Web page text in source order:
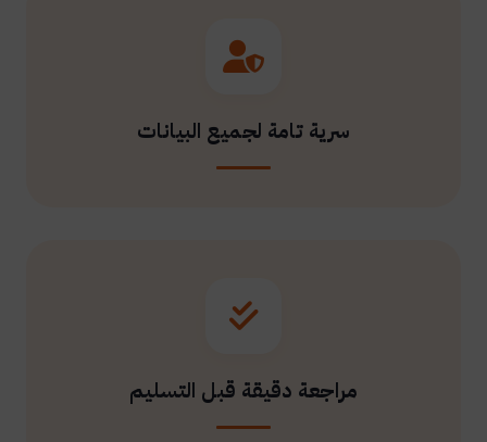
سرية تامة لجميع البيانات
مراجعة دقيقة قبل التسليم